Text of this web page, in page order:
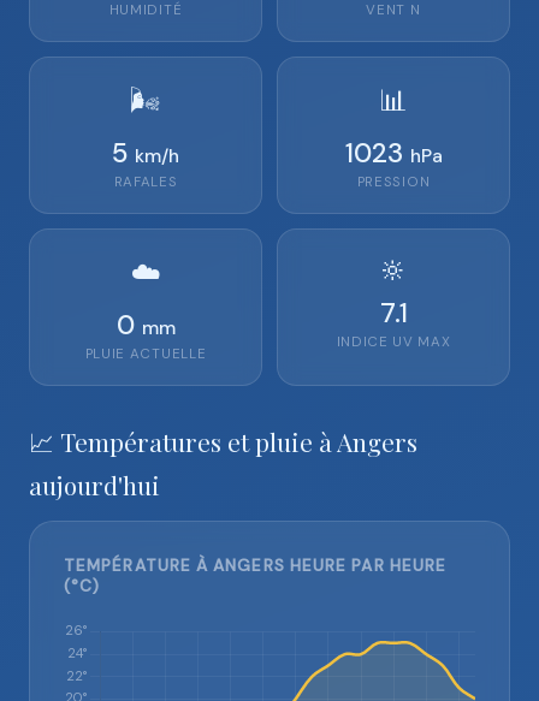
HUMIDITÉ VENT N
🌬️
5 km/h
RAFALES
📊
1023 hPa
PRESSION
☁️
0 mm
PLUIE ACTUELLE
🔆
7.1
INDICE UV MAX
📈 Températures et pluie à Angers
aujourd'hui
TEMPÉRATURE À ANGERS HEURE PAR HEURE
(°C)